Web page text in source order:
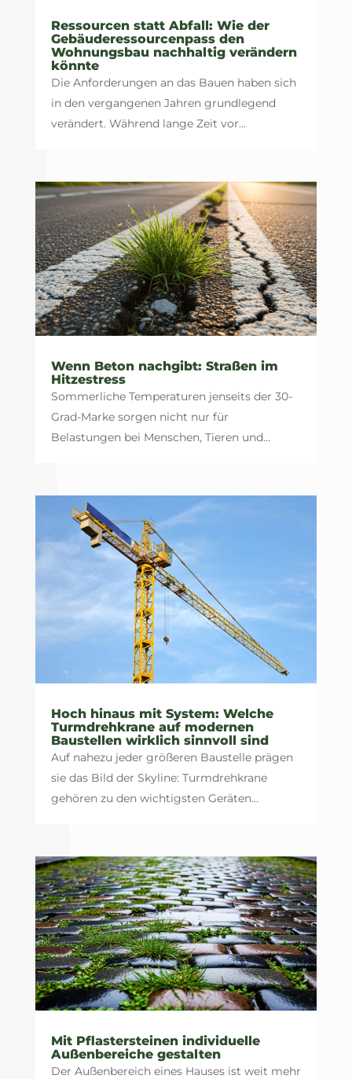
Ressourcen statt Abfall: Wie der
Gebäuderessourcenpass den
Wohnungsbau nachhaltig verändern
könnte
Die Anforderungen an das Bauen haben sich
in den vergangenen Jahren grundlegend
verändert. Während lange Zeit vor...
Wenn Beton nachgibt: Straßen im
Hitzestress
Sommerliche Temperaturen jenseits der 30-
Grad-Marke sorgen nicht nur für
Belastungen bei Menschen, Tieren und...
Hoch hinaus mit System: Welche
Turmdrehkrane auf modernen
Baustellen wirklich sinnvoll sind
Auf nahezu jeder größeren Baustelle prägen
sie das Bild der Skyline: Turmdrehkrane
gehören zu den wichtigsten Geräten...
Mit Pflastersteinen individuelle
Außenbereiche gestalten
Der Außenbereich eines Hauses ist weit mehr